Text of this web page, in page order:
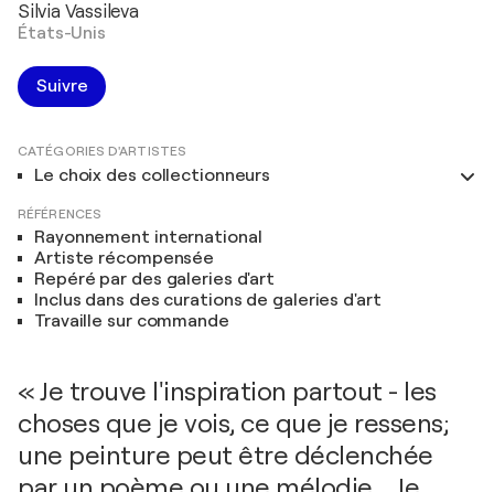
Silvia Vassileva
États-Unis
Suivre
CATÉGORIES D'ARTISTES
Le choix des collectionneurs
RÉFÉRENCES
Rayonnement international
Artiste récompensée
Repéré par des galeries d'art
Inclus dans des curations de galeries d'art
Travaille sur commande
« Je trouve l'inspiration partout - les
choses que je vois, ce que je ressens;
une peinture peut être déclenchée